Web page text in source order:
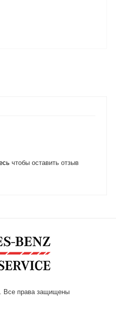
чтобы оставить отзыв
Все права защищены